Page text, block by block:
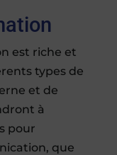
est riche et
types de
et de
à
pour
que